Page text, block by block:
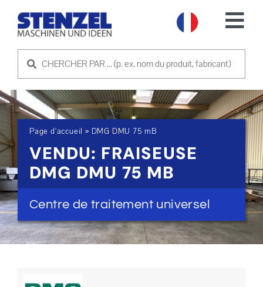
MACHINES D'OCCASION
VENDRE UNE MACHINE
SERVICE
SOCIÉTÉ
PRENDRE CONTACT
Page d'accueil » DMG DMU 75 mB
VENDU: FRAISEUSE
DMG DMU 75 MB
Centre de traitement universel